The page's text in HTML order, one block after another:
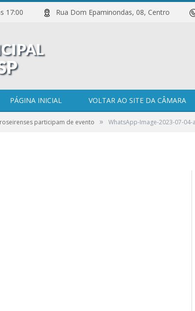
às 17:00 Rua Dom Epaminondas, 08, Centro
PÁGINA INICIAL VOLTAR AO SITE DA CÂMARA
participam de evento » WhatsApp-Image-2023-07-04-
04-at-12.28.33-